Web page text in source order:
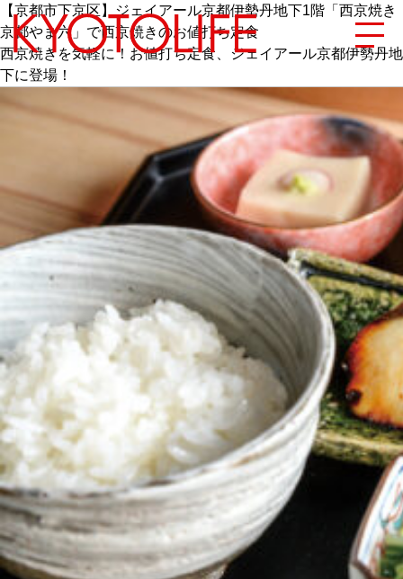
エリアから探す
地図から探す
カテゴリーから探す
SPECIAL
NEW OPEN
SERIES
CULTURE
ABOUT US
Instagram
チケットプレゼント応募
【京都市下京区】ジェイアール京都伊勢丹地下1階「西京焼き
京都やま六」で西京焼きのお値打ち定食
西京焼きを気軽に！お値打ち定食、ジェイアール京都伊勢丹地
下に登場！